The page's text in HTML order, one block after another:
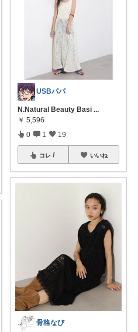
USBパパ
N.Natural Beauty Basi ...
￥ 5,596
0 1 19
コレ いいね
骨格なび